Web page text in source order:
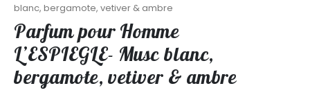
blanc, bergamote, vetiver & ambre
Parfum pour Homme
L’ESPIEGLE- Musc blanc,
bergamote, vetiver & ambre